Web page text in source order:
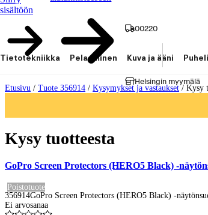
sisältöön
00220
Helsingin myymälä
Tietotekniikka Pelaaminen Kuva ja ääni
Etusivu / Tuote 356914 / Kysymykset ja vastaukset/ Kysy
Kysy tuotteesta
GoPro Screen Protectors (HERO5 Black) -
Poistotuote
356914GoPro Screen Protectors (HERO5 Black) -
Ei arvosanaa